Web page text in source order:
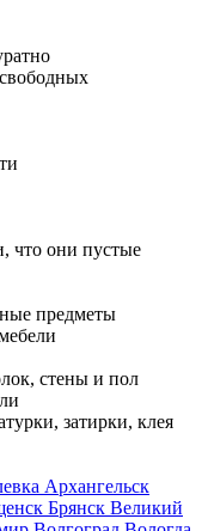
что они пустые
предметы
стены и пол
затирки, клея
Архангельск
Брянск Великий